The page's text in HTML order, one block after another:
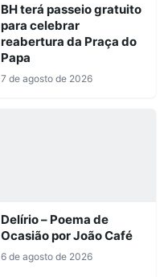
BH terá passeio gratuito
para celebrar
reabertura da Praça do
Papa
7 de agosto de 2026
Delírio – Poema de
Ocasião por João Café
6 de agosto de 2026